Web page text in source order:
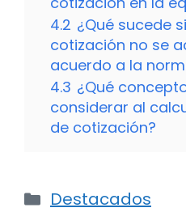
4.2 ¿Qué sucede
cotización no se
acuerdo a la
4.3 ¿Qué
considerar al
de cotización?
Categorías
Destacados